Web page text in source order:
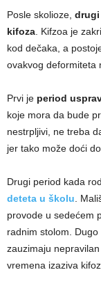
Posle skolioze, drugi
kifoza . Kifzoa je
kod dečaka, a
ovakvog deformiteta
Prvi je period
koje mora da bude
nestrpljivi, ne treba
jer tako može doći
Drugi period kada
deteta u školu .
provode u sedećem
radnim stolom.
zauzimaju
vremena izaziva